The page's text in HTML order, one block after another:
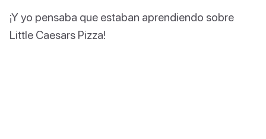
¡Y yo pensaba que estaban aprendiendo sobre
Little Caesars Pizza!